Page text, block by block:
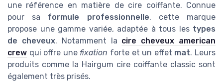
une référence en matière de cire coiffante. Connue
pour sa formule professionnelle, cette marque
propose une gamme variée, adaptée à tous les types
de cheveux. Notamment la cire cheveux american
crew qui offre une fixation forte et un effet mat. Leurs
produits comme la Hairgum cire coiffante classic sont
également très prisés.